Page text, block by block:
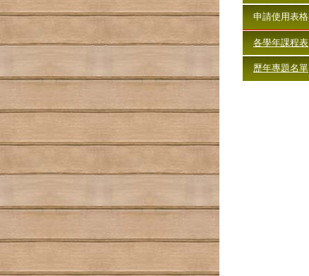
申請使用表格
各學年課程表
歷年專題名單